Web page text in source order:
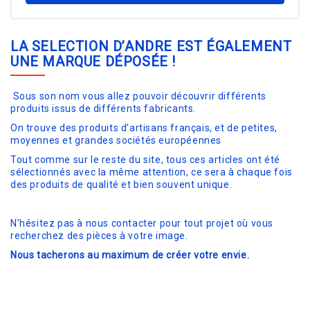
LA SELECTION D’ANDRE EST ÉGALEMENT
UNE MARQUE DÉPOSÉE !
Sous son nom vous allez pouvoir découvrir différents
produits issus de différents fabricants.
On trouve des produits d’artisans français, et de petites,
moyennes et grandes sociétés européennes
Tout comme sur le reste du site, tous ces articles ont été
sélectionnés avec la même attention, ce sera à chaque fois
des produits de qualité et bien souvent unique.
N’hésitez pas à nous contacter pour tout projet où vous
recherchez des pièces à votre image.
Nous tacherons au maximum de créer votre envie.